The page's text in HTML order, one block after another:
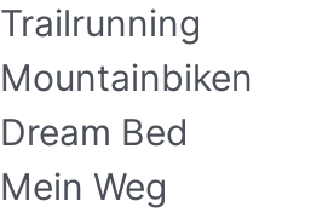
Trailrunning
Mountainbiken
Dream Bed
Mein Weg